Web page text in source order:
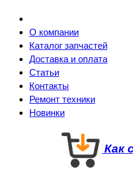
О компании
Каталог запчастей
Доставка и оплата
Статьи
Контакты
Ремонт техники
Новинки
Как